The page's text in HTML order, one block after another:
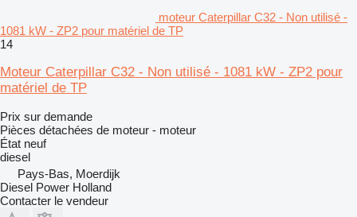
moteur Caterpillar C32 - Non utilisé -
1081 kW - ZP2 pour matériel de TP
14
Moteur Caterpillar C32 - Non utilisé - 1081 kW - ZP2 pour
matériel de TP
Prix sur demande
Pièces détachées de moteur - moteur
État neuf
diesel
Pays-Bas, Moerdijk
Diesel Power Holland
Contacter le vendeur